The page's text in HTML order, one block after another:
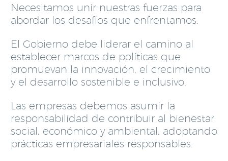
Necesitamos unir nuestras fuerzas para
abordar los desafíos que enfrentamos.
El Gobierno debe liderar el camino al
establecer marcos de políticas que
promuevan la innovación, el crecimiento
y el desarrollo sostenible e inclusivo.
Las empresas debemos asumir la
responsabilidad de contribuir al bienestar
social, económico y ambiental, adoptando
prácticas empresariales responsables.